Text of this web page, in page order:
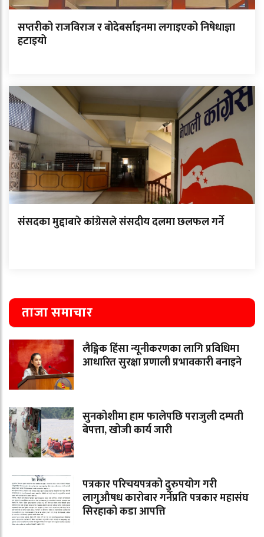
सप्तरीको राजविराज र बोदेबर्साइनमा लगाइएको निषेधाज्ञा
हटाइयो
संसदका मुद्दाबारे कांग्रेसले संसदीय दलमा छलफल गर्ने
ताजा समाचार
लैङ्गिक हिंसा न्यूनीकरणका लागि प्रविधिमा
आधारित सुरक्षा प्रणाली प्रभावकारी बनाइने
सुनकोशीमा हाम फालेपछि पराजुली दम्पती
बेपत्ता, खोजी कार्य जारी
पत्रकार परिचयपत्रको दुरुपयोग गरी
लागुऔषध कारोबार गर्नेप्रति पत्रकार महासंघ
सिरहाको कडा आपत्ति